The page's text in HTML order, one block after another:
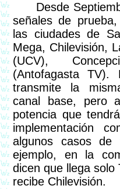
Desde Septiembre del año 2009, existen
señales de
las ciudades de
Mega, Chilevisión,
(UCV),
(Antofagasta TV).
transmite la
canal base, pero
potencia que
implementación
algunos casos
ejemplo, en la
dicen que llega
recibe Chilevisión.